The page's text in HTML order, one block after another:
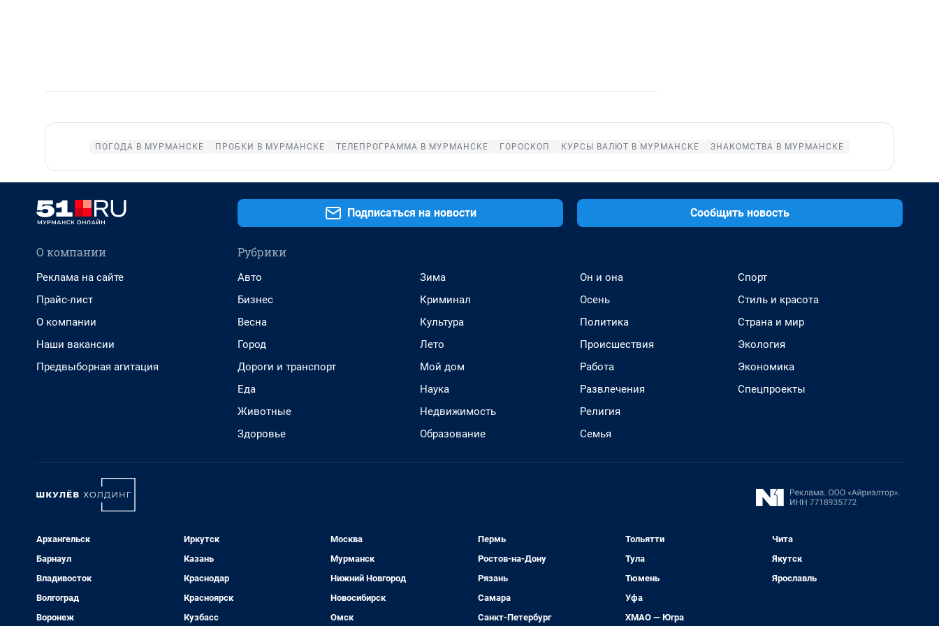
ПОГОДА В МУРМАНСКЕ ПРОБКИ В МУРМАНСКЕ ТЕЛЕПРОГРАММА В МУРМАНСКЕ ГОРОСКОП КУРСЫ ВАЛЮТ В МУРМАНСКЕ ЗНАКОМСТВА В МУРМАНСКЕ
Подписаться на новости Сообщить новость
О компании
Реклама на сайте
Прайс-лист
О компании
Наши вакансии
Предвыборная агитация
Рубрики
Авто
Бизнес
Весна
Город
Дороги и транспорт
Еда
Животные
Здоровье
Зима
Криминал
Культура
Лето
Мой дом
Наука
Недвижимость
Образование
Он и она
Осень
Политика
Происшествия
Работа
Развлечения
Религия
Семья
Спорт
Стиль и красота
Страна и мир
Экология
Экономика
Спецпроекты
Архангельск
Барнаул
Владивосток
Волгоград
Воронеж
Иркутск
Казань
Краснодар
Красноярск
Кузбасс
Москва
Мурманск
Нижний Новгород
Новосибирск
Омск
Пермь
Ростов-на-Дону
Рязань
Самара
Санкт-Петербург
Тольятти
Тула
Тюмень
Уфа
ХМАО — Югра
Чита
Якутск
Ярославль